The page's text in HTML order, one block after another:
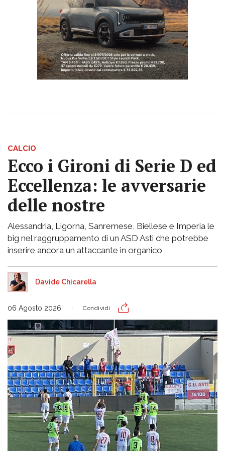
CALCIO
Ecco i Gironi di Serie D ed
Eccellenza: le avversarie
delle nostre
Alessandria, Ligorna, Sanremese, Biellese e Imperia le
big nel raggruppamento di un ASD Asti che potrebbe
inserire ancora un attaccante in organico
Davide Chicarella
06 Agosto 2026 Condividi